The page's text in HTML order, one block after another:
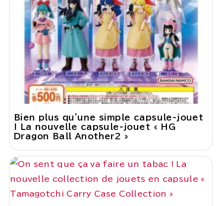
Bien plus qu'une simple capsule-jouet
! La nouvelle capsule-jouet « HG
Dragon Ball Another2 »